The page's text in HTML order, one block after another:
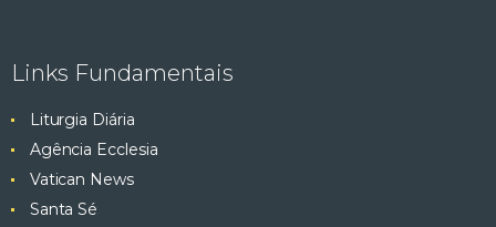
Links Fundamentais
Liturgia Diária
Agência Ecclesia
Vatican News
Santa Sé